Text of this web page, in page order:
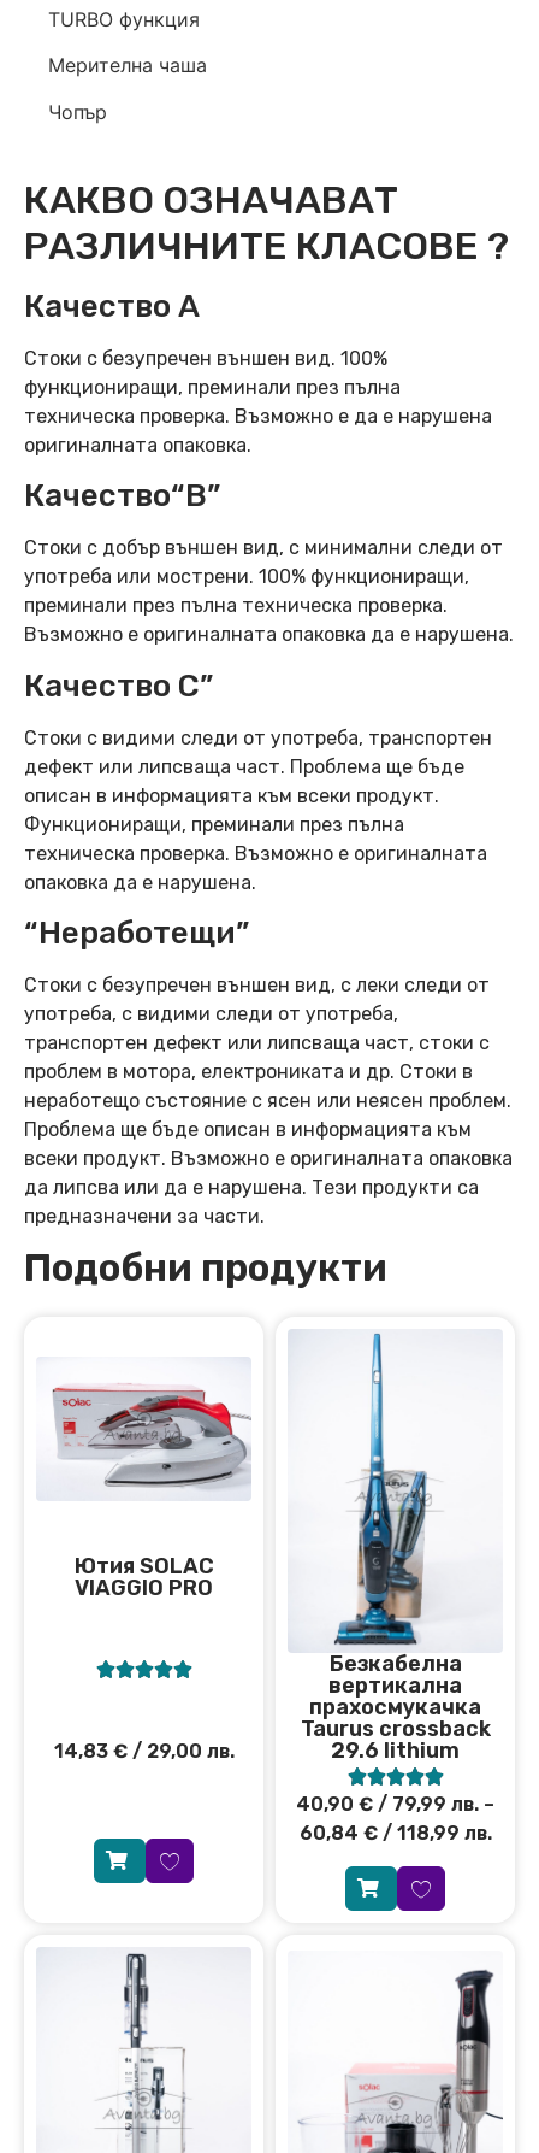
TURBO функция
Мерителна чаша
Чопър
КАКВО ОЗНАЧАВАТ
РАЗЛИЧНИТЕ КЛАСОВЕ ?
Качество А
Стоки с безупречен външен вид. 100%
функциониращи, преминали през пълна
техническа проверка. Възможно е да е нарушена
оригиналната опаковка.
Качество“B”
Стоки с добър външен вид, с минимални следи от
употреба или мострени. 100% функциониращи,
преминали през пълна техническа проверка.
Възможно е оригиналната опаковка да е нарушена.
Качество C”
Стоки с видими следи от употреба, транспортен
дефект или липсваща част. Проблема ще бъде
описан в информацията към всеки продукт.
Функциониращи, преминали през пълна
техническа проверка. Възможно е оригиналната
опаковка да е нарушена.
“Неработещи”
Стоки с безупречен външен вид, с леки следи от
употреба, с видими следи от употреба,
транспортен дефект или липсваща част, стоки с
проблем в мотора, електрониката и др. Стоки в
неработещо състояние с ясен или неясен проблем.
Проблема ще бъде описан в информацията към
всеки продукт. Възможно е оригиналната опаковка
да липсва или да е нарушена. Тези продукти са
предназначени за части.
Подобни продукти
Ютия SOLAC
VIAGGIO PRO

14,83 €/ 29,00 лв.
Безкабелна
вертикална
прахосмукачка
Taurus crossback
29.6 lithium

40,90 € / 79,99 лв. –
60,84 €/ 118,99 лв.